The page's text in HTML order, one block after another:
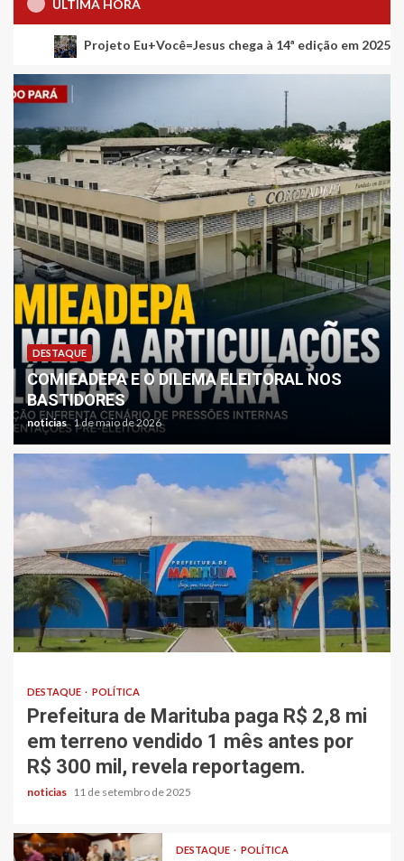
ÚLTIMA HORA
Eu+Você=Jesus chega à 14ª edição em 2025 com o tema “Eu e
DESTAQUE
COMIEADEPA E O DILEMA ELEITORAL NOS
BASTIDORES
noticias 1 de maio de 2026
DESTAQUE POLÍTICA
Prefeitura de Marituba paga R$ 2,8 mi
em terreno vendido 1 mês antes por
R$ 300 mil, revela reportagem.
noticias 11 de setembro de 2025
DESTAQUE POLÍTICA